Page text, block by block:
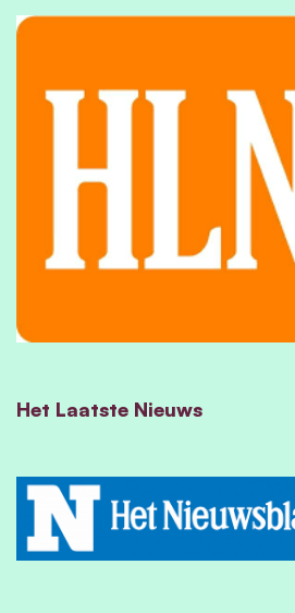
Het Laatste Nieuws